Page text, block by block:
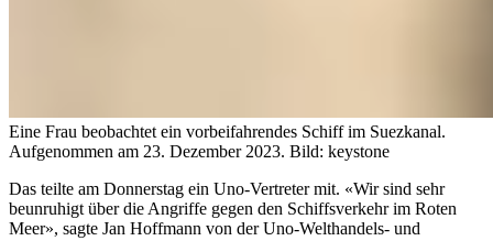
Eine Frau beobachtet ein vorbeifahrendes Schiff im Suezkanal.
Aufgenommen am 23. Dezember 2023. Bild: keystone
Das teilte am Donnerstag ein Uno-Vertreter mit. «Wir sind sehr
beunruhigt über die Angriffe gegen den Schiffsverkehr im Roten
Meer», sagte Jan Hoffmann von der Uno-Welthandels- und